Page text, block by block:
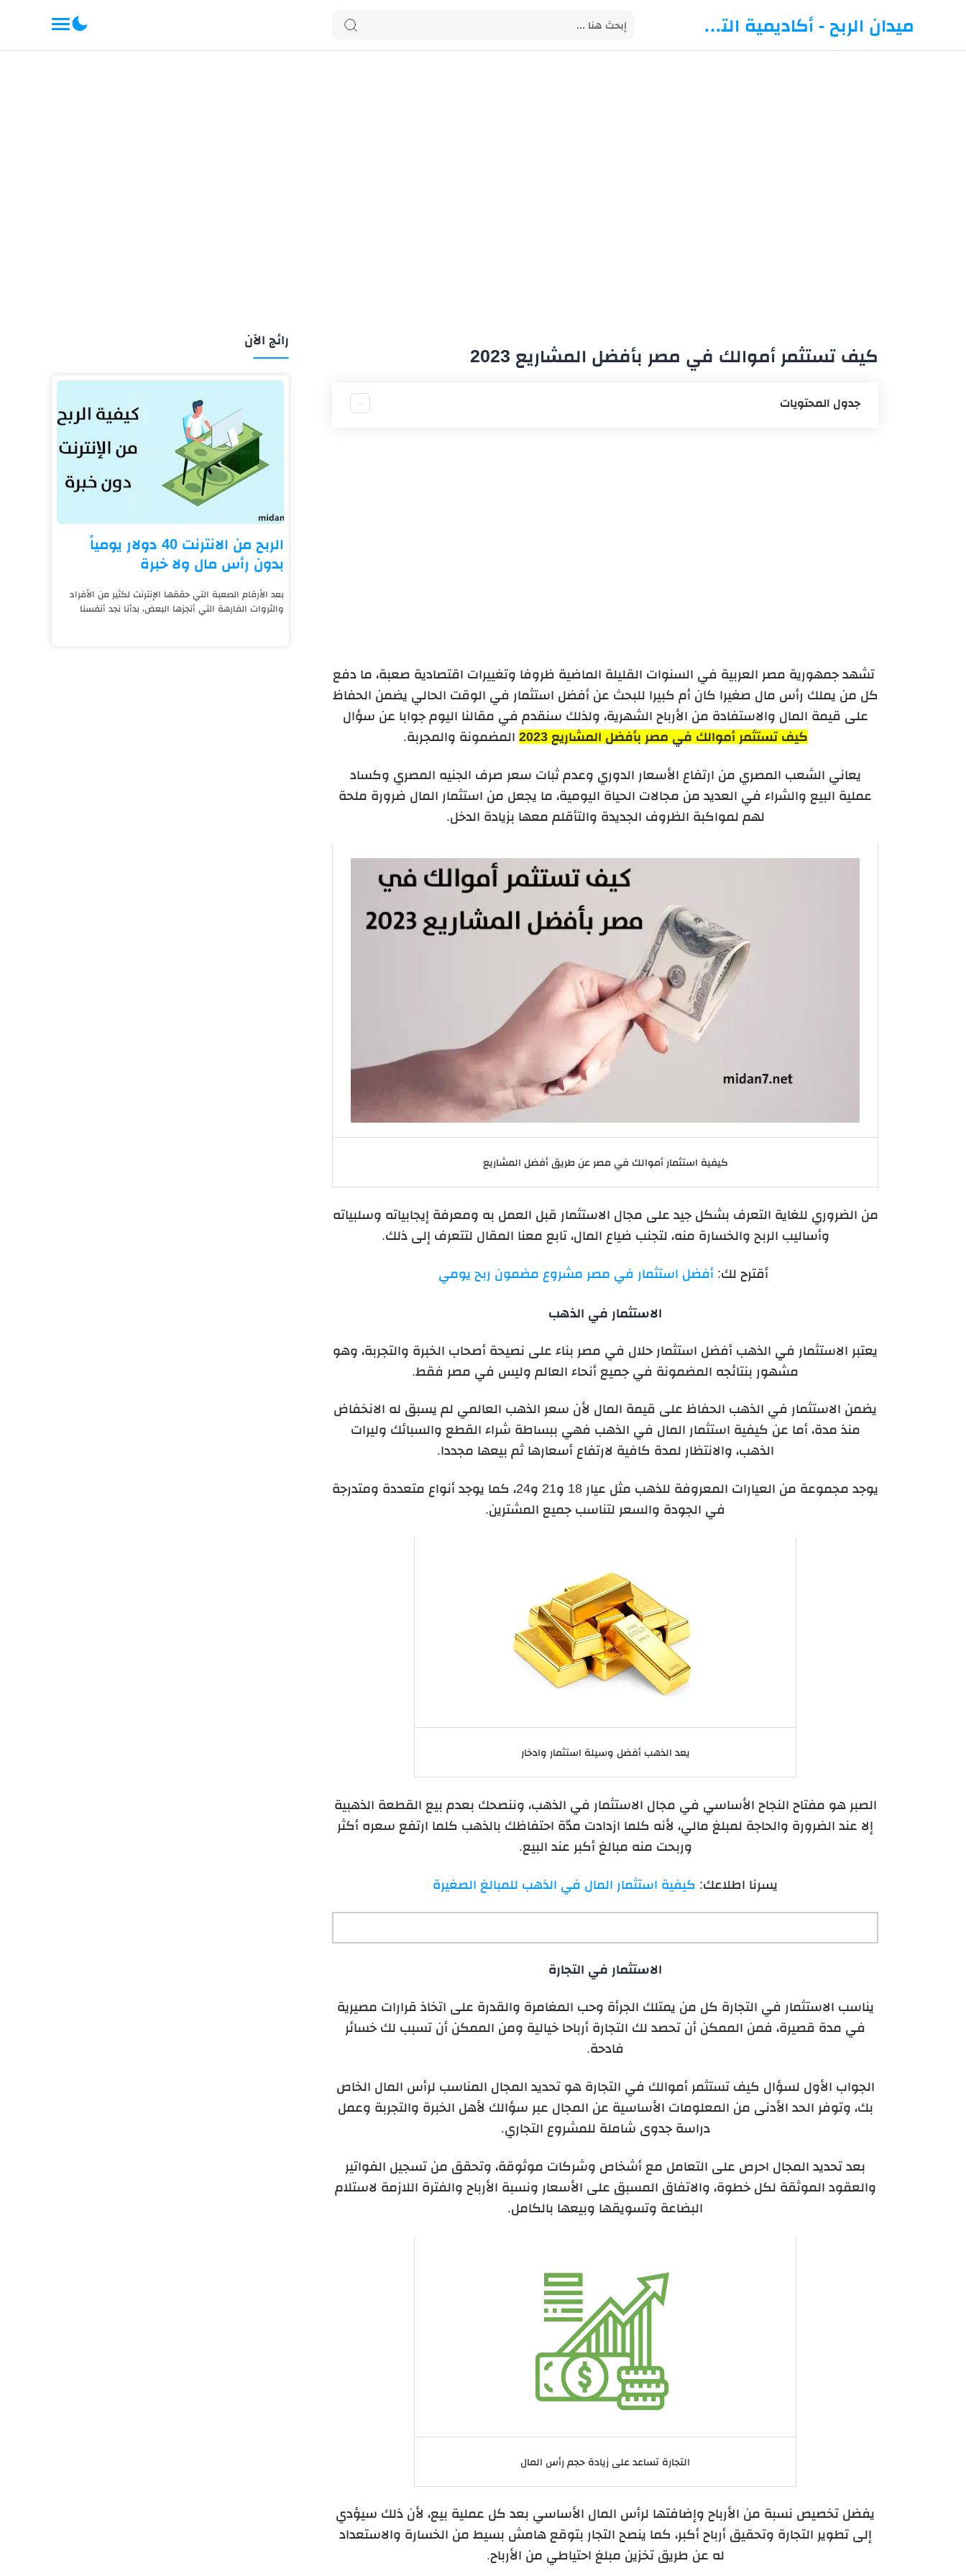
ميدان الربح - أكاديمية التداول
كيف تستثمر أموالك في مصر بأفضل المشاريع 2023
جدول المحتويات
تشهد جمهورية مصر العربية في السنوات القليلة الماضية ظروفا وتغييرات اقتصادية صعبة، ما دفع
كل من يملك رأس مال صغيرا كان أم كبيرا للبحث عن أفضل استثمار في الوقت الحالي يضمن الحفاظ
على قيمة المال والاستفادة من الأرباح الشهرية، ولذلك سنقدم في مقالنا اليوم جوابا عن سؤال
كيف تستثمر أموالك في مصر بأفضل المشاريع 2023
المضمونة والمجربة.
يعاني الشعب المصري من ارتفاع الأسعار الدوري وعدم ثبات سعر صرف الجنيه المصري وكساد
عملية البيع والشراء في العديد من مجالات الحياة اليومية، ما يجعل من استثمار المال ضرورة ملحة
لهم لمواكبة الظروف الجديدة والتأقلم معها بزيادة الدخل.
كيفية استثمار أموالك في مصر عن طريق أفضل المشاريع
من الضروري للغاية التعرف بشكل جيد على مجال الاستثمار قبل العمل به ومعرفة إيجابياته وسلبياته
وأساليب الربح والخسارة منه، لتجنب ضياع المال، تابع معنا المقال لتتعرف إلى ذلك.
أقترح لك: أفضل استثمار في مصر مشروع مضمون ربح يومي
الاستثمار في الذهب
يعتبر الاستثمار في الذهب أفضل استثمار حلال في مصر بناء على نصيحة أصحاب الخبرة والتجربة، وهو
مشهور بنتائجه المضمونة في جميع أنحاء العالم وليس في مصر فقط.
يضمن الاستثمار في الذهب الحفاظ على قيمة المال لأن سعر الذهب العالمي لم يسبق له الانخفاض
منذ مدة، أما عن كيفية استثمار المال في الذهب فهي ببساطة شراء القطع والسبائك وليرات
الذهب، والانتظار لمدة كافية لارتفاع أسعارها ثم بيعها مجددا.
يوجد مجموعة من العيارات المعروفة للذهب مثل عيار 18 و21 و24، كما يوجد أنواع متعددة ومتدرجة
في الجودة والسعر لتناسب جميع المشترين.
يعد الذهب أفضل وسيلة استثمار وادخار
الصبر هو مفتاح النجاح الأساسي في مجال الاستثمار في الذهب، وننصحك بعدم بيع القطعة الذهبية
إلا عند الضرورة والحاجة لمبلغ مالي، لأنه كلما ازدادت مدّة احتفاظك بالذهب كلما ارتفع سعره أكثر
وربحت منه مبالغ أكبر عند البيع.
يسرنا اطلاعك: كيفية استثمار المال في الذهب للمبالغ الصغيرة
الاستثمار في التجارة
يناسب الاستثمار في التجارة كل من يمتلك الجرأة وحب المغامرة والقدرة على اتخاذ قرارات مصيرية
في مدة قصيرة، فمن الممكن أن تحصد لك التجارة أرباحا خيالية ومن الممكن أن تسبب لك خسائر
فادحة.
الجواب الأول لسؤال كيف تستثمر أموالك في التجارة هو تحديد المجال المناسب لرأس المال الخاص
بك، وتوفر الحد الأدنى من المعلومات الأساسية عن المجال عبر سؤالك لأهل الخبرة والتجربة وعمل
دراسة جدوى شاملة للمشروع التجاري.
بعد تحديد المجال احرص على التعامل مع أشخاص وشركات موثوقة، وتحقق من تسجيل الفواتير
والعقود الموثقة لكل خطوة، والاتفاق المسبق على الأسعار ونسبة الأرباح والفترة اللازمة لاستلام
البضاعة وتسويقها وبيعها بالكامل.
التجارة تساعد على زيادة حجم رأس المال
يفضل تخصيص نسبة من الأرباح وإضافتها لرأس المال الأساسي بعد كل عملية بيع، لأن ذلك سيؤدي
إلى تطوير التجارة وتحقيق أرباح أكبر، كما ينصح التجار بتوقع هامش بسيط من الخسارة والاستعداد
له عن طريق تخزين مبلغ احتياطي من الأرباح.
رائج الآن
الربح من الانترنت 40 دولار يومياً
بدون رأس مال ولا خبرة
بعد الأرقام الصعبة التي حققها الإنترنت لكثير من الأفراد
والثروات الفارهة التي أنجزها البعض، بدأنا نجد أنفسنا